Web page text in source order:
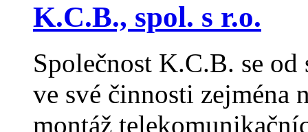
K.C.B., spol. s r.o.
Společnost K.C.B. se
ve své činnosti zejména
montáž